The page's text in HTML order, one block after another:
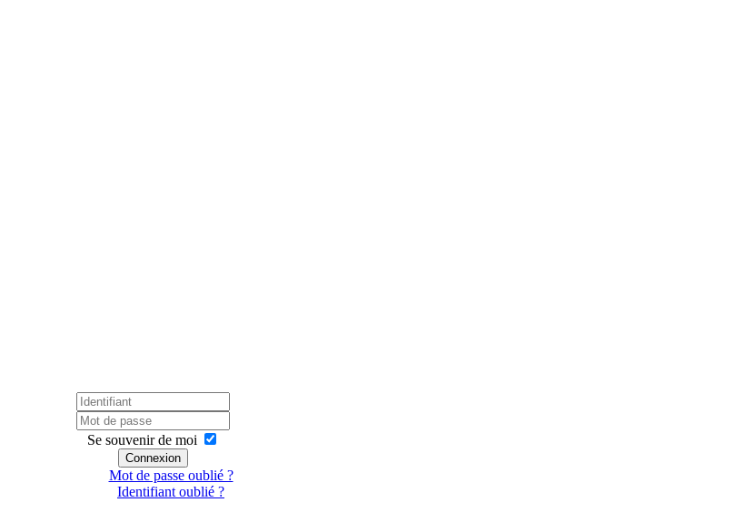
Se souvenir de moi
Connexion
Mot de passe oublié ?
Identifiant oublié ?